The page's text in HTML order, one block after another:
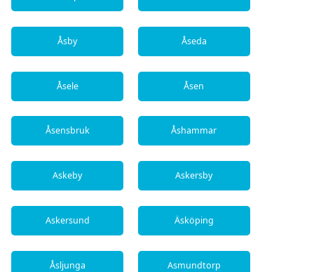
Åsby Åseda
Åsele Åsen
Åsensbruk Åshammar
Askeby Askersby
Askersund Äsköping
Åsljunga Asmundtorp